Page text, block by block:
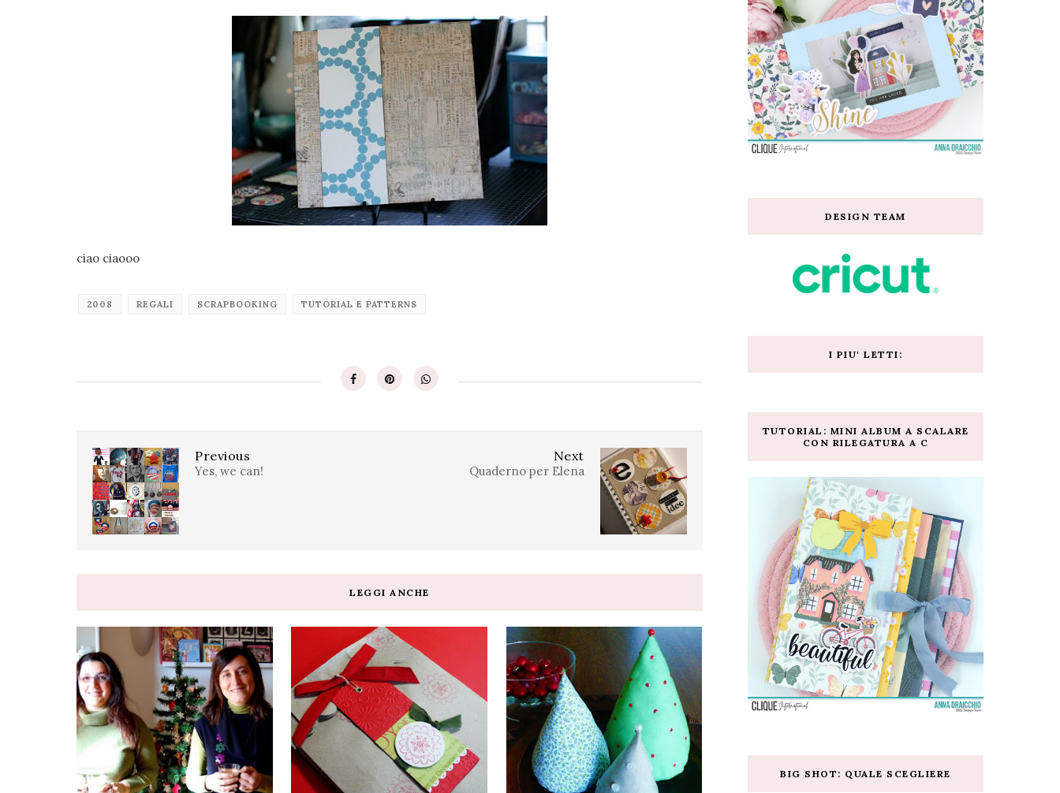
ciao ciaooo
2008 REGALI SCRAPBOOKING TUTORIAL E PATTERNS
Next
Quaderno per Elena
Previous
Yes, we can!
LEGGI ANCHE
DESIGN TEAM
I PIU' LETTI:
TUTORIAL: MINI ALBUM A SCALARE
CON RILEGATURA A C
BIG SHOT: QUALE SCEGLIERE